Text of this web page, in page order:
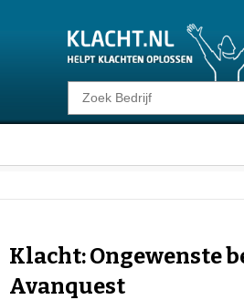
Klacht melden
Consumentenrecht
Voor Bedrijven
Klacht: Ongewenste
Avanquest